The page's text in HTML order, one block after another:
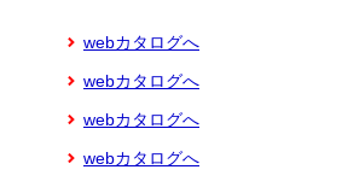
webカタログへ
webカタログへ
webカタログへ
webカタログへ